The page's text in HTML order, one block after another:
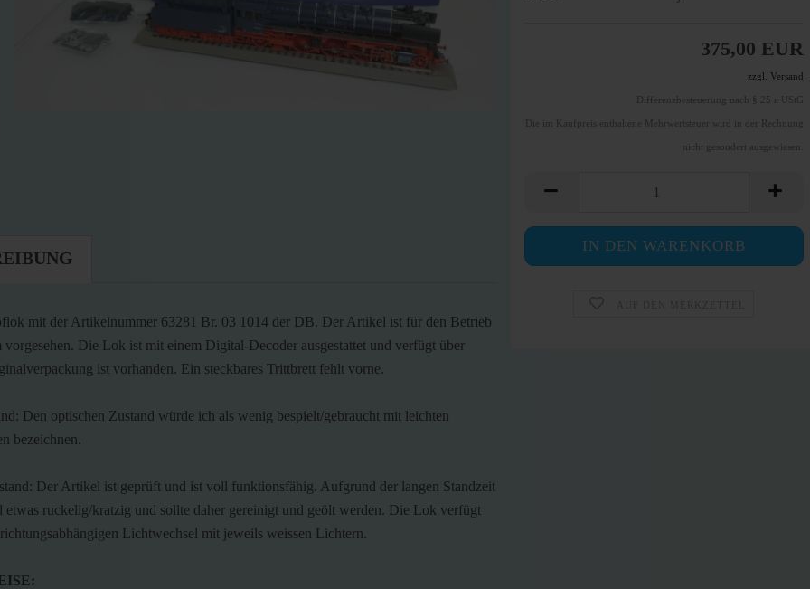
375,00 EUR
zzgl. Versand
Differenzbesteuerung nach § 25 a UStG
Die im Kaufpreis enthaltene Mehrwertsteuer wird in der Rechnung
nicht gesondert ausgewiesen.
mit der Artikelnummer 63281 Br. 03 1014 der DB. Der Artikel ist für den Betrieb
vorgesehen. Die Lok ist mit einem Digital-Decoder ausgestattet und verfügt über
ist vorhanden. Ein steckbares Trittbrett fehlt vorne.
Den optischen Zustand würde ich als wenig bespielt/gebraucht mit leichten
bezeichnen.
Der Artikel ist geprüft und ist voll funktionsfähig. Aufgrund der langen Standzeit
etwas ruckelig/kratzig und sollte daher gereinigt und geölt werden. Die Lok verfügt
Lichtwechsel mit jeweils weissen Lichtern.